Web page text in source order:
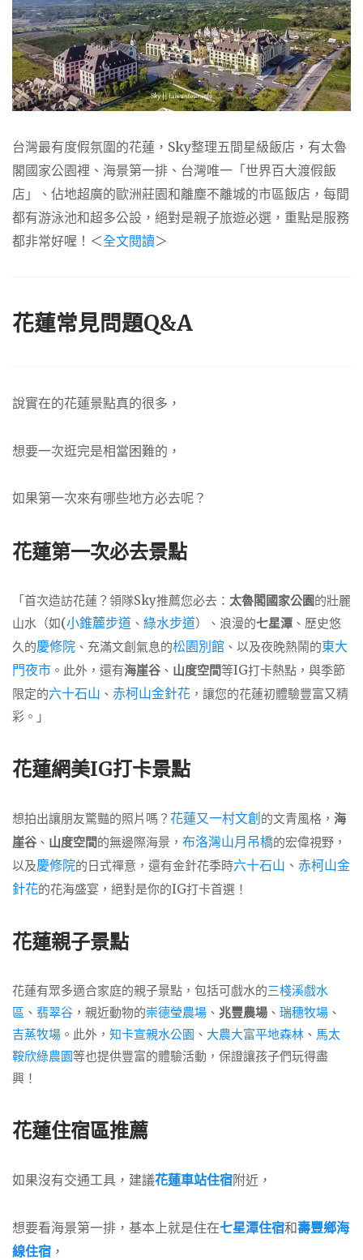
台灣最有度假氛圍的花蓮，Sky整理五間星級飯店，有太魯
閣國家公園裡、海景第一排、台灣唯一「世界百大渡假飯
店」、佔地超廣的歐洲莊園和離塵不離城的市區飯店，每間
都有游泳池和超多公設，絕對是親子旅遊必選，重點是服務
都非常好喔！＜全文閱讀＞
花蓮常見問題Q&A
說實在的花蓮景點真的很多，
想要一次逛完是相當困難的，
如果第一次來有哪些地方必去呢？
花蓮第一次必去景點
「首次造訪花蓮？領隊Sky推薦您必去： 太魯閣國家公園的壯麗
山水（如(小錐麓步道 、 綠水步道）、浪漫的七星潭 、歷史悠
久的慶修院 、充滿文創氣息的松園別館 、以及夜晚熱鬧的東大
門夜市 。此外，還有海崖谷 、 山度空間等IG打卡熱點，與季節
限定的六十石山 、 赤柯山金針花 ，讓您的花蓮初體驗豐富又精
彩。」
花蓮網美IG打卡景點
想拍出讓朋友驚豔的照片嗎？ 花蓮又一村文創的文青風格， 海
崖谷 、 山度空間的無邊際海景， 布洛灣山月吊橋的宏偉視野，
以及慶修院的日式禪意，還有金針花季時六十石山 、 赤柯山金
針花的花海盛宴，絕對是你的IG打卡首選！
花蓮親子景點
花蓮有眾多適合家庭的親子景點，包括可戲水的三棧溪戲水
區 、 翡翠谷 ，親近動物的崇德瑩農場 、 兆豐農場 、 瑞穗牧場 、
吉蒸牧場 。此外， 知卡宣親水公園 、 大農大富平地森林 、 馬太
鞍欣綠農園等也提供豐富的體驗活動，保證讓孩子們玩得盡
興！
花蓮住宿區推薦
如果沒有交通工具，建議花蓮車站住宿附近，
想要看海景第一排，基本上就是住在七星潭住宿和壽豐鄉海
線住宿 ，